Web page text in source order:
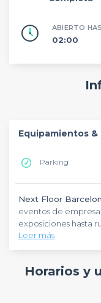
ABIERTO
02:00
Equipamientos &
Parking
Next Floor
eventos de
exposiciones hasta
actividades de team
caracterizan por un
y la tecnología
cualquier proyecto
La experiencia en
servicios premium
telefónicas,
recepción
Leer más
Horarios y